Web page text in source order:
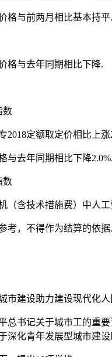
格与前两月相比基本持平.
格与去年同期相比下降.
数
2018定额取定价相比上涨
与去年同期相比下降
数
（含技术措施费）中人
考，不得作为结算的依据.
市建设助力建设现代化
总书记关于城市工的重
深化青年发展型城市建